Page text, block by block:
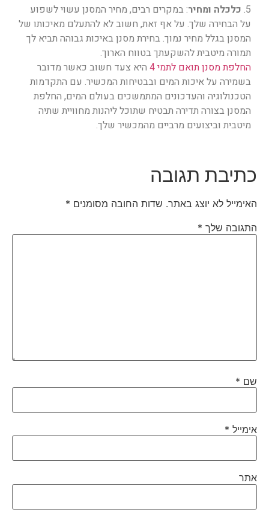
5. כלכלה ומחיר: במקרים רבים, מחיר המסנן עשוי לשפוע
על הבחירה שלך. על אף זאת, חשוב לא להתעלם מאיכותו של
המסנן בגלל מחיר נמוך. בחירת מסנן באיכות גבוהה תביא לך
תמורה מיטבית להשקעתך בטווח הארוך.
החלפת מסנן תואם לתמי 4
היא צעד חשוב כאשר מדובר
בשמירה על איכות המים ובבטיחות המכשיר. עם התקדמות
הטכנולוגיה והעדכונים המתמשכים בעולם המים, החלפת
המסנן בצורה תדירה תבטיח שתוכל ליהנות מחוויית שתיה
מיטבית וביצועים מרביים מהמכשיר שלך.
כתיבת תגובה
האימייל לא יוצג באתר. שדות החובה מסומנים *
התגובה שלך *
שם *
אימייל *
אתר